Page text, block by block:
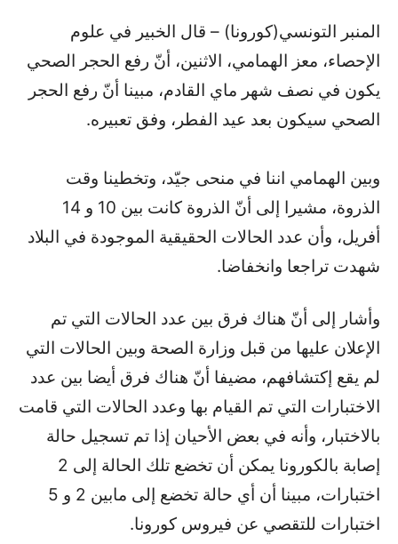
المنبر التونسي(كورونا) – قال الخبير في علوم
الإحصاء، معز الهمامي، الاثنين، أنّ رفع الحجر الصحي
يكون في نصف شهر ماي القادم، مبينا أنّ رفع الحجر
الصحي سيكون بعد عيد الفطر، وفق تعبيره.
وبين الهمامي اننا في منحى جيّد، وتخطينا وقت
الذروة، مشيرا إلى أنّ الذروة كانت بين 10 و 14
أفريل، وأن عدد الحالات الحقيقية الموجودة في البلاد
شهدت تراجعا وانخفاضا.
وأشار إلى أنّ هناك فرق بين عدد الحالات التي تم
الإعلان عليها من قبل وزارة الصحة وبين الحالات التي
لم يقع إكتشافهم، مضيفا أنّ هناك فرق أيضا بين عدد
الاختبارات التي تم القيام بها وعدد الحالات التي قامت
بالاختبار، وأنه في بعض الأحيان إذا تم تسجيل حالة
إصابة بالكورونا يمكن أن تخضع تلك الحالة إلى 2
اختبارات، مبينا أن أي حالة تخضع إلى مابين 2 و 5
اختبارات للتقصي عن فيروس كورونا.